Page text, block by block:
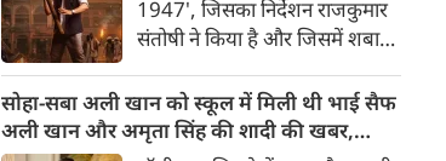
के अब तक के सबसे डरावने और
सबसे अंधेरे अध्याय की झलक देता
है।
1947', जिसका निर्देशन राजकुमार
संतोषी ने किया है और जिसमें शबाना
जिंटा मुख्य भूमिकाओं में हैं, 14
अगस्त 2026 को दुनियाभर के
सिनेमाघरों में रिलीज़ होगी। हाल ही में
सोहा-सबा अली खान को स्कूल में मिली थी भाई सैफ
अली खान और अमृता सिंह की शादी की खबर,